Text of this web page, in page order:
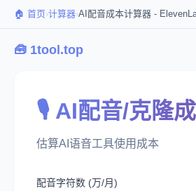
🏠 首页›计算器›AI配音成本计算器 -
🧰 1tool.top
🎙️ AI配音/克隆
估算AI语音工具使用成本
配音字符数 (万/月)